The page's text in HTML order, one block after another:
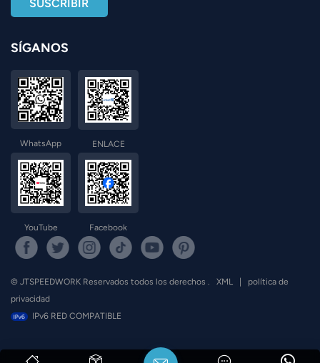
SÍGANOS
WhatsApp ENLACE
YouTube Facebook
© JTSPEEDWORK Reservados todos los derechos . XML |
política de
privacidad
IPv6 RED COMPATIBLE